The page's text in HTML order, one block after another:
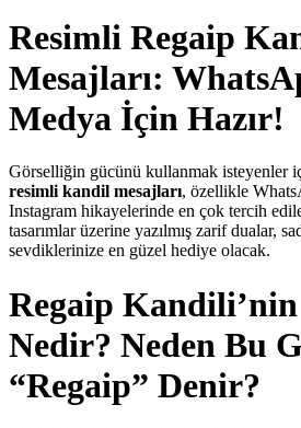
Resimli Regaip
Mesajları:
Medya İçin Hazır!
Görselliğin gücünü kullanmak isteyenler
resimli kandil mesajları, özellikle
Instagram hikayelerinde en çok tercih
tasarımlar üzerine yazılmış zarif dualar,
sevdiklerinize en güzel hediye olacak.
Regaip
Nedir? Neden Bu
“Regaip” Denir?